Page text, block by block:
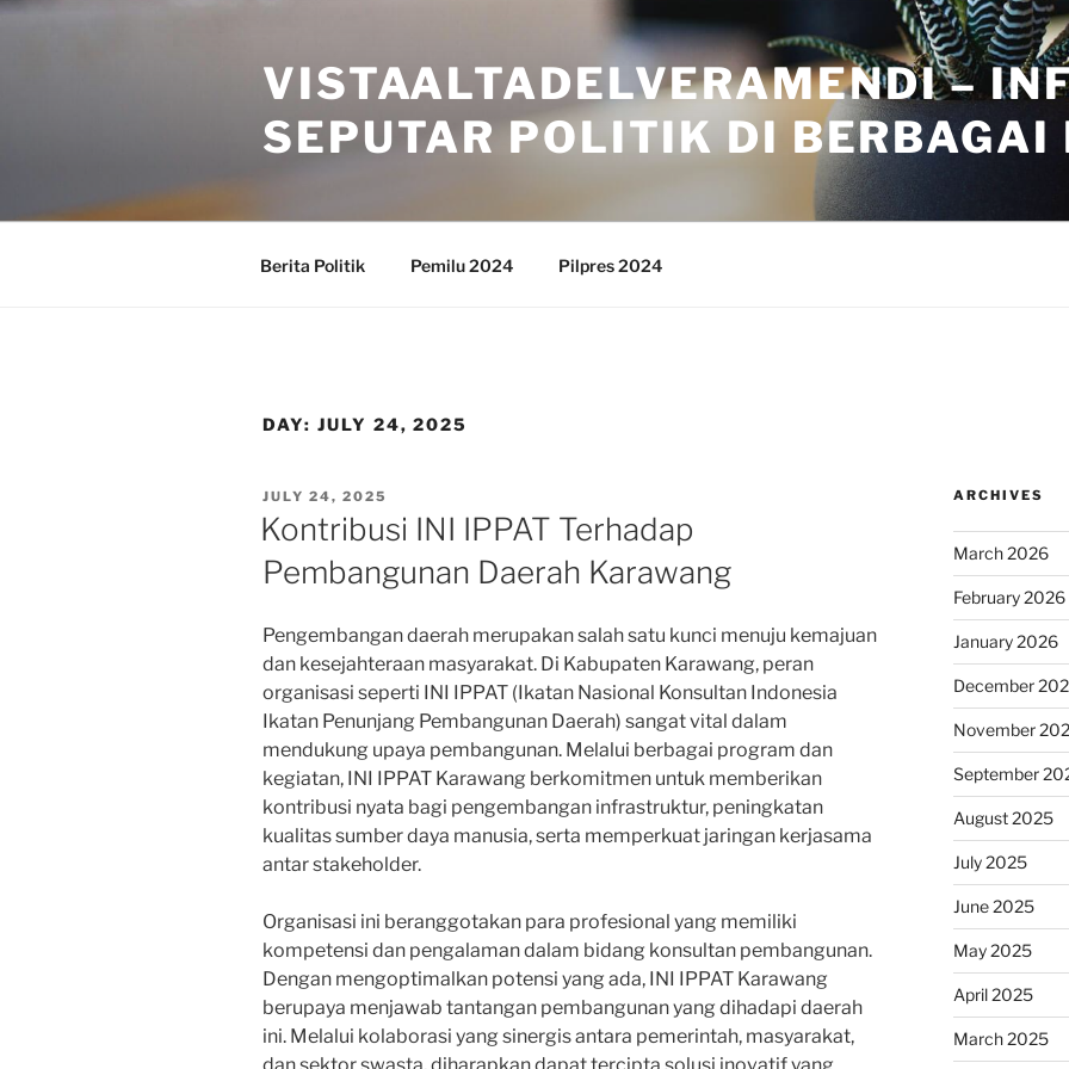
Skip
VISTAALTADELVERAMENDI –
SEPUTAR POLITIK DI BERBAGAI
Berita Politik Pemilu 2024 Pilpres 2024
DAY: JULY 24, 2025
POSTED
ON
JULY 24, 2025
Kontribusi INI IPPAT Terhadap
Pembangunan Daerah Karawang
Pengembangan daerah merupakan salah satu kunci menuju kemajuan
dan kesejahteraan masyarakat. Di Kabupaten Karawang, peran
organisasi seperti INI IPPAT (Ikatan Nasional Konsultan Indonesia
Ikatan Penunjang Pembangunan Daerah) sangat vital dalam
mendukung upaya pembangunan. Melalui berbagai program dan
kegiatan, INI IPPAT Karawang berkomitmen untuk memberikan
kontribusi nyata bagi pengembangan infrastruktur, peningkatan
kualitas sumber daya manusia, serta memperkuat jaringan kerjasama
antar stakeholder.
Organisasi ini beranggotakan para profesional yang memiliki
kompetensi dan pengalaman dalam bidang konsultan pembangunan.
Dengan mengoptimalkan potensi yang ada, INI IPPAT Karawang
berupaya menjawab tantangan pembangunan yang dihadapi daerah
ini. Melalui kolaborasi yang sinergis antara pemerintah, masyarakat,
ARCHIVES
March 2026
February 2026
January 2026
December
November
September
August 2025
July 2025
June 2025
May 2025
April 2025
March 2025